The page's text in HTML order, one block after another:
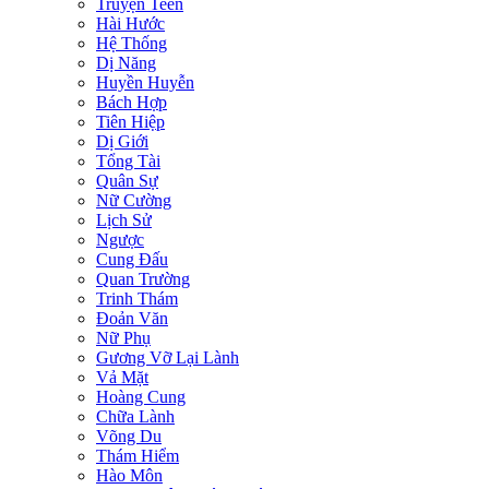
Truyện Teen
Hài Hước
Hệ Thống
Dị Năng
Huyền Huyễn
Bách Hợp
Tiên Hiệp
Dị Giới
Tổng Tài
Quân Sự
Nữ Cường
Lịch Sử
Ngược
Cung Đấu
Quan Trường
Trinh Thám
Đoản Văn
Nữ Phụ
Gương Vỡ Lại Lành
Vả Mặt
Hoàng Cung
Chữa Lành
Võng Du
Thám Hiểm
Hào Môn